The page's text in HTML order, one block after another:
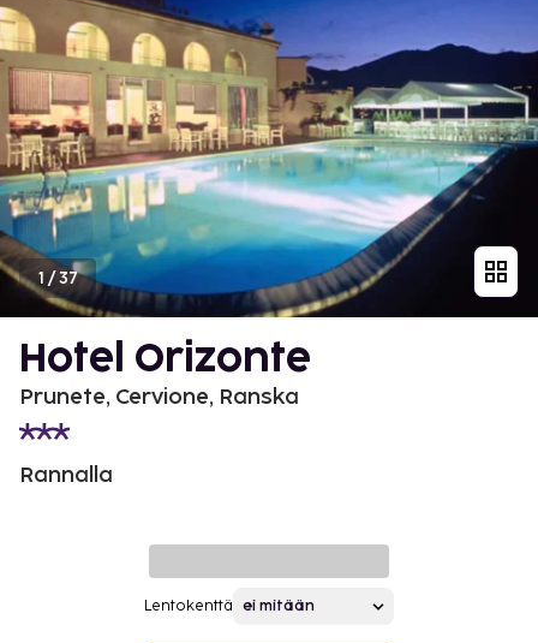
1 /37
Hotel Orizonte
Prunete, Cervione, Ranska
Rannalla
Lentokenttä